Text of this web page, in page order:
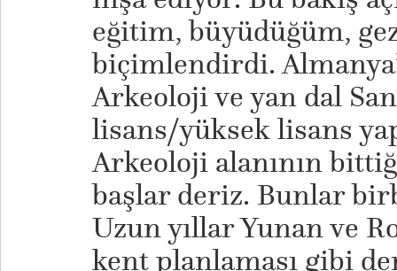
eğitim, büyüdüğüm,
biçimlendirdi.
Arkeoloji ve yan dal
lisans/yüksek lisans
Arkeoloji alanının
başlar deriz. Bunlar
Uzun yıllar Yunan ve
kent planlaması gibi